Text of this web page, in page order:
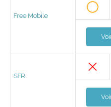
Free Mobile
SFR